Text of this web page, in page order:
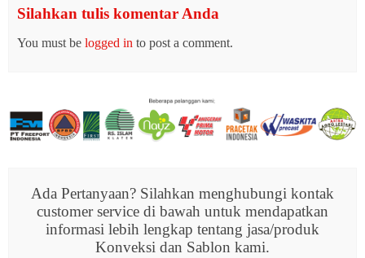
Silahkan tulis komentar Anda
You must be logged in to post a comment.
Ada Pertanyaan? Silahkan menghubungi kontak
customer service di bawah untuk mendapatkan
informasi lebih lengkap tentang jasa/produk
Konveksi dan Sablon kami.